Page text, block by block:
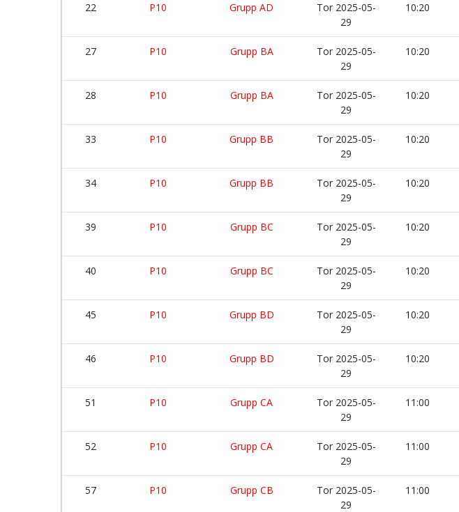
22 P10 Grupp AD
Tor 2025-05-
29
10:20
27 P10 Grupp BA
Tor 2025-05-
29
10:20
28 P10 Grupp BA
Tor 2025-05-
29
10:20
33 P10 Grupp BB
Tor 2025-05-
29
10:20
34 P10 Grupp BB
Tor 2025-05-
29
10:20
39 P10 Grupp BC
Tor 2025-05-
29
10:20
40 P10 Grupp BC
Tor 2025-05-
29
10:20
45 P10 Grupp BD
Tor 2025-05-
29
10:20
46 P10 Grupp BD
Tor 2025-05-
29
10:20
51 P10 Grupp CA
Tor 2025-05-
29
11:00
52 P10 Grupp CA
Tor 2025-05-
29
11:00
57 P10 Grupp CB
Tor 2025-05-
29
11:00